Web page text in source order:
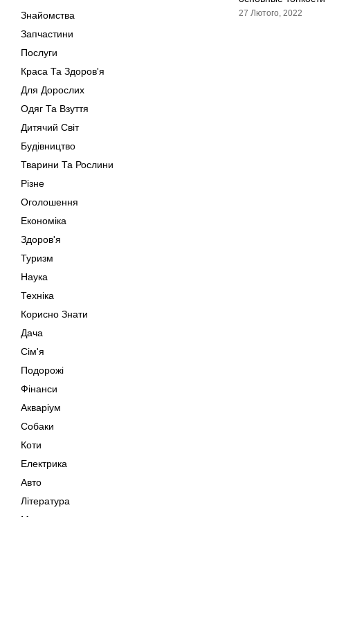
Знайомства
Запчастини
Послуги
Краса Та Здоров'я
Для Дорослих
Одяг Та Взуття
Дитячий Світ
Будівництво
Тварини Та Рослини
Різне
Оголошення
Економіка
Здоров'я
Туризм
Наука
Техніка
Корисно Знати
Дача
Сім'я
Подорожі
Фінанси
Акваріум
Собаки
Коти
Електрика
Авто
Література
Музика
27 Лютого, 2022